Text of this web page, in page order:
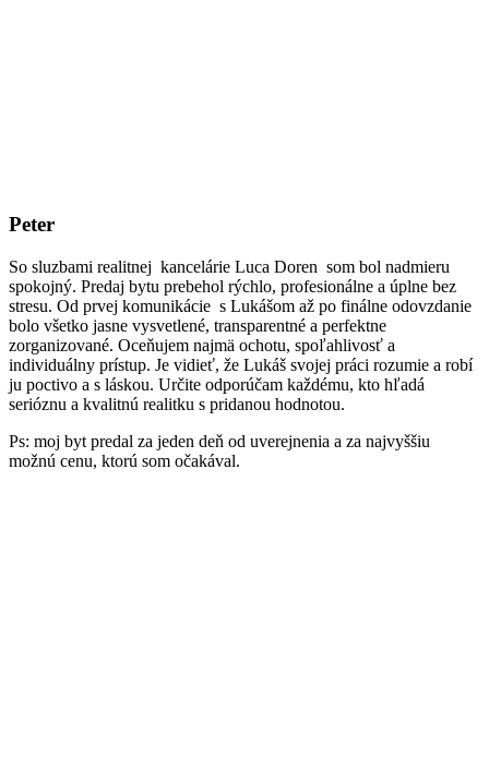
Peter
So sluzbami realitnej kancelárie Luca Doren som bol nadmieru
spokojný. Predaj bytu prebehol rýchlo, profesionálne a úplne bez
stresu. Od prvej komunikácie s Lukášom až po finálne odovzdanie
bolo všetko jasne vysvetlené, transparentné a perfektne
zorganizované. Oceňujem najmä ochotu, spoľahlivosť a
individuálny prístup. Je vidieť, že Lukáš svojej práci rozumie a robí
ju poctivo a s láskou. Určite odporúčam každému, kto hľadá
serióznu a kvalitnú realitku s pridanou hodnotou.
Ps: moj byt predal za jeden deň od uverejnenia a za najvyššiu
možnú cenu, ktorú som očakával.